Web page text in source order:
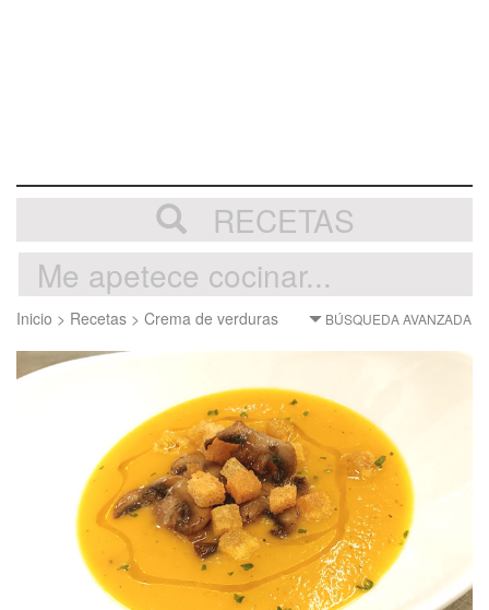
RECETAS
Inicio > Recetas > Crema de verduras BÚSQUEDA AVANZADA